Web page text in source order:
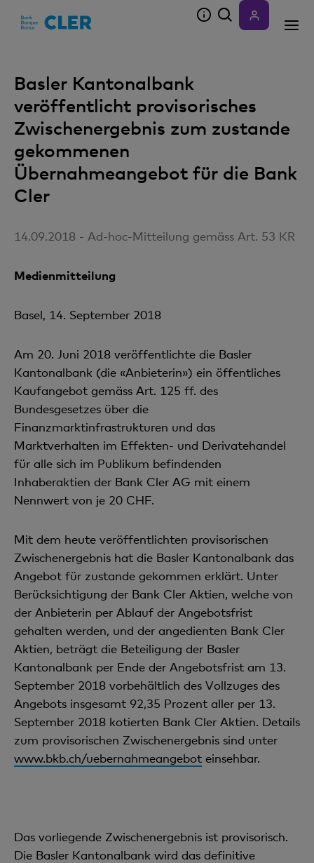
Basler Kantonalbank
veröffentlicht provisorisches
Zwischenergebnis zum zustande
gekommenen
Übernahmeangebot für die Bank
Cler
14.09.2018 - Ad-hoc-Mitteilung gemäss Art. 53 KR
Medienmitteilung
Basel, 14. September 2018
Am 20. Juni 2018 veröffentlichte die Basler
Kantonalbank (die «Anbieterin») ein öffentliches
Kaufangebot gemäss Art. 125 ff. des
Bundesgesetzes über die
Finanzmarktinfrastrukturen und das
Marktverhalten im Effekten- und Derivatehandel
für alle sich im Publikum befindenden
Inhaberaktien der Bank Cler AG mit einem
Nennwert von je 20 CHF.
Mit dem heute veröffentlichten provisorischen
Zwischenergebnis hat die Basler Kantonalbank das
Angebot für zustande gekommen erklärt. Unter
Berücksichtigung der Bank Cler Aktien, welche von
der Anbieterin per Ablauf der Angebotsfrist
gehalten werden, und der angedienten Bank Cler
Aktien, beträgt die Beteiligung der Basler
Kantonalbank per Ende der Angebotsfrist am 13.
September 2018 vorbehältlich des Vollzuges des
Angebots insgesamt 92,35 Prozent aller per 13.
September 2018 kotierten Bank Cler Aktien. Details
zum provisorischen Zwischenergebnis sind unter
www.bkb.ch/uebernahmeangebot einsehbar.
Das vorliegende Zwischenergebnis ist provisorisch.
Die Basler Kantonalbank wird das definitive